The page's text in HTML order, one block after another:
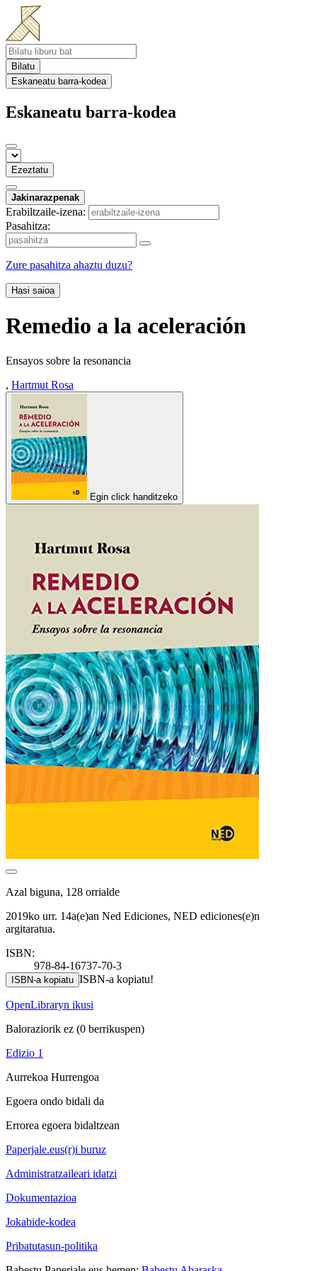
Bilatu
Eskaneatu barra-kodea
Eskaneatu barra-kodea
Ezeztatu
Jakinarazpenak
Erabiltzaile-izena:
Pasahitza:
Zure pasahitza ahaztu duzu?
Hasi saioa
Remedio a la aceleración
Ensayos sobre la resonancia
, Hartmut Rosa
Egin click handitzeko
Azal biguna, 128 orrialde
2019ko urr. 14a(e)an Ned Ediciones, NED ediciones(e)n
argitaratua.
ISBN:
978-84-16737-70-3
ISBN-a kopiatu ISBN-a kopiatu!
OpenLibraryn ikusi
Baloraziorik ez (0 berrikuspen)
Edizio 1
Aurrekoa Hurrengoa
Egoera ondo bidali da
Errorea egoera bidaltzean
Paperjale.eus(r)i buruz
Administratzaileari idatzi
Dokumentazioa
Jokabide-kodea
Pribatutasun-politika